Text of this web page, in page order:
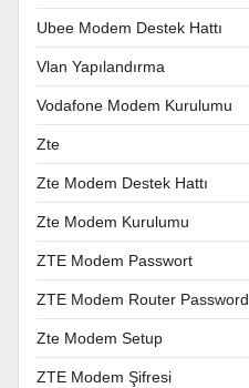
Ubee Modem Destek Hattı
Vlan Yapılandırma
Vodafone Modem Kurulumu
Zte
Zte Modem Destek Hattı
Zte Modem Kurulumu
ZTE Modem Passwort
ZTE Modem Router Password
Zte Modem Setup
ZTE Modem Şifresi